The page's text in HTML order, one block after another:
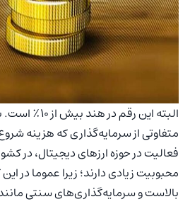
البته این رقم
متفاوتی از سرمایه‌گذاری که هزینه
فعالیت در حوزه ارزهای دیجیتال، در
محبوبیت زیادی دارند؛ زیرا عموما در
بالاست و سرمایه‌گذاری‌های سنتی